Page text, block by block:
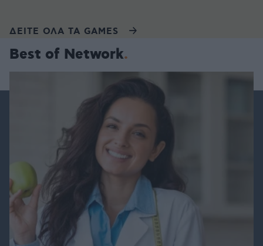
ΔΕΙΤΕ ΟΛΑ ΤΑ GAMES
Best of Network